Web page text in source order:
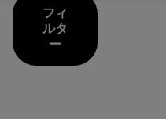
フィ
ルタ
ー